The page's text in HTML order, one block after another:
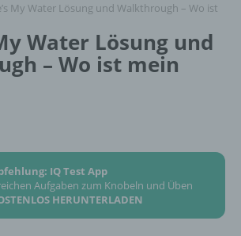
My Water Lösung und Walkthrough – Wo ist
Water Lösung und
– Wo ist mein
IQ Test App
Aufgaben zum Knobeln und Üben
HERUNTERLADEN